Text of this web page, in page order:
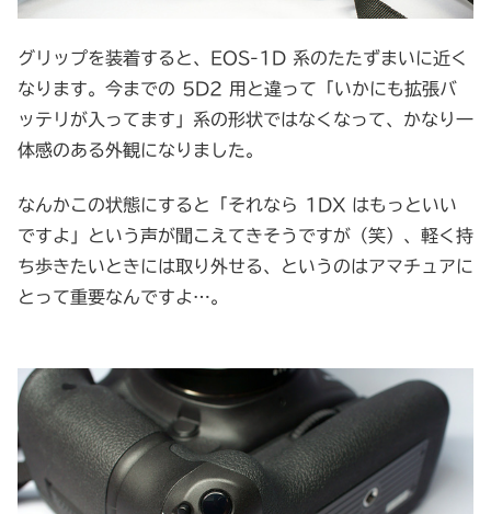
グリップを装着すると、EOS-1D 系のたたずまいに近く
なります。今までの 5D2 用と違って「いかにも拡張バ
ッテリが入ってます」系の形状ではなくなって、かなり一
体感のある外観になりました。
なんかこの状態にすると「それなら 1DX はもっといい
ですよ」という声が聞こえてきそうですが（笑）、軽く持
ち歩きたいときには取り外せる、というのはアマチュアに
とって重要なんですよ…。